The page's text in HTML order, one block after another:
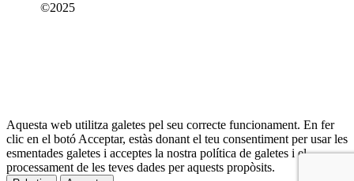
©2025
Aquesta web utilitza galetes pel seu correcte funcionament. En fer
clic en el botó Acceptar, estàs donant el teu consentiment per usar les
esmentades galetes i acceptes la nostra política de galetes i el
processament de les teves dades per aquests propòsits.